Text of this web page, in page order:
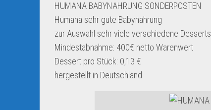
HUMANA BABYNAHRUNG SONDERPOSTEN
Humana sehr gute Babynahrung
zur Auswahl sehr viele verschiedene Desserts
Mindestabnahme: 400€ netto Warenwert
Dessert pro Stück: 0,13 €
hergestellt in Deutschland